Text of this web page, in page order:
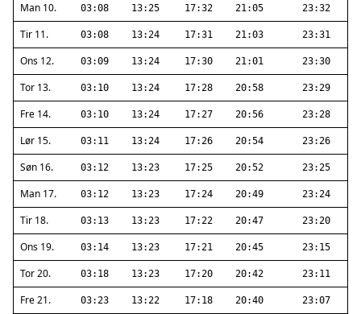
Man 10. 03:08 13:25 17:32 21:05 23:32
Tir 11. 03:08 13:24 17:31 21:03 23:31
Ons 12. 03:09 13:24 17:30 21:01 23:30
Tor 13. 03:10 13:24 17:28 20:58 23:29
Fre 14. 03:10 13:24 17:27 20:56 23:28
Lør 15. 03:11 13:24 17:26 20:54 23:26
Søn 16. 03:12 13:23 17:25 20:52 23:25
Man 17. 03:12 13:23 17:24 20:49 23:24
Tir 18. 03:13 13:23 17:22 20:47 23:20
Ons 19. 03:14 13:23 17:21 20:45 23:15
Tor 20. 03:18 13:23 17:20 20:42 23:11
Fre 21. 03:23 13:22 17:18 20:40 23:07